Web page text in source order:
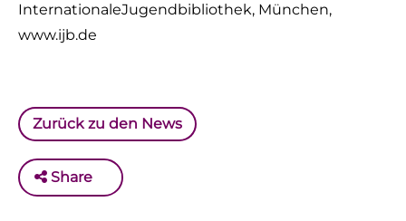
InternationaleJugendbibliothek, München,
www.ijb.de
Zurück zu den News
Share